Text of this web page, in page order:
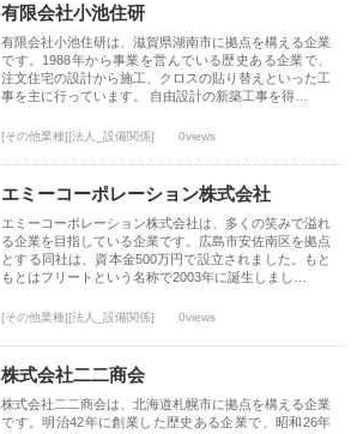
有限会社小池住研
有限会社小池住研は、滋賀県湖南市に拠点を構える企業
です。1988年から事業を営んでいる歴史ある企業で、
注文住宅の設計から施工、クロスの貼り替えといった工
事を主に行っています。 自由設計の新築工事を得…
[その他業種][法人_設備関係] 0views
エミーコーポレーション株式会社
エミーコーポレーション株式会社は、多くの笑みで溢れ
る企業を目指している企業です。広島市安佐南区を拠点
とする同社は、資本金500万円で設立されました。もと
もとはフリートという名称で2003年に誕生しまし…
[その他業種][法人_設備関係] 0views
株式会社二二商会
株式会社二二商会は、北海道札幌市に拠点を構える企業
です。明治42年に創業した歴史ある企業で、昭和26年